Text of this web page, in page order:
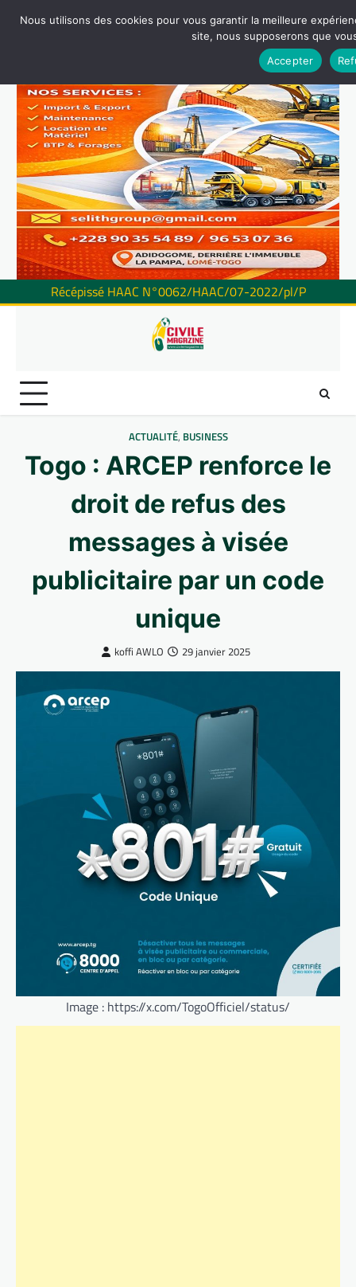
Récépissé HAAC N°0062/HAAC/07-2022/pl/P
ACTUALITÉ, BUSINESS
Togo : ARCEP renforce le
droit de refus des
messages à visée
publicitaire par un code
unique
koffi AWLO 29 janvier 2025
Image : https://x.com/TogoOfficiel/status/
Nous utilisons des cookies pour vous garantir la meilleure
site, nous supposerons que
Accepter